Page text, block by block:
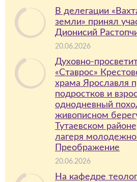
В делегации
земли» принял
Дионисий
20.06.2026
Духовно-
«Ставрос»
храма Ярославля
подростков и
однодневный
живописном
Тутаевском
лагеря
Преображение
20.06.2026
На кафедре